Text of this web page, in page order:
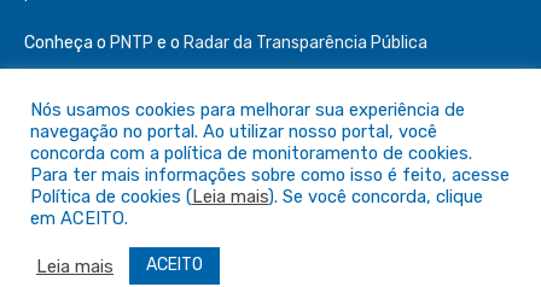
Conheça o PNTP e o Radar da Transparência Pública
Todos os direitos reservados a Câmara de São Félix do Araguaia
Mapa do Site
Acessar o Webmail
Nós usamos cookies para melhorar sua experiência de
navegação no portal. Ao utilizar nosso portal, você
concorda com a política de monitoramento de cookies.
Para ter mais informações sobre como isso é feito, acesse
Política de cookies (Leia mais). Se você concorda, clique
em ACEITO.
Leia mais ACEITO